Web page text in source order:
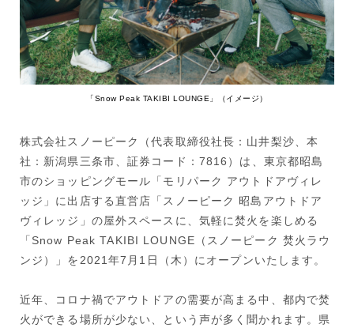
「Snow Peak TAKIBI LOUNGE」（イメージ）
株式会社スノーピーク（代表取締役社長：山井梨沙、本
社：新潟県三条市、証券コード：7816）は、東京都昭島
市のショッピングモール「モリパーク アウトドアヴィレ
ッジ」に出店する直営店「スノーピーク 昭島アウトドア
ヴィレッジ」の屋外スペースに、気軽に焚火を楽しめる
「Snow Peak TAKIBI LOUNGE（スノーピーク 焚火ラウ
ンジ）」を2021年7月1日（木）にオープンいたします。
近年、コロナ禍でアウトドアの需要が高まる中、都内で焚
火ができる場所が少ない、という声が多く聞かれます。県